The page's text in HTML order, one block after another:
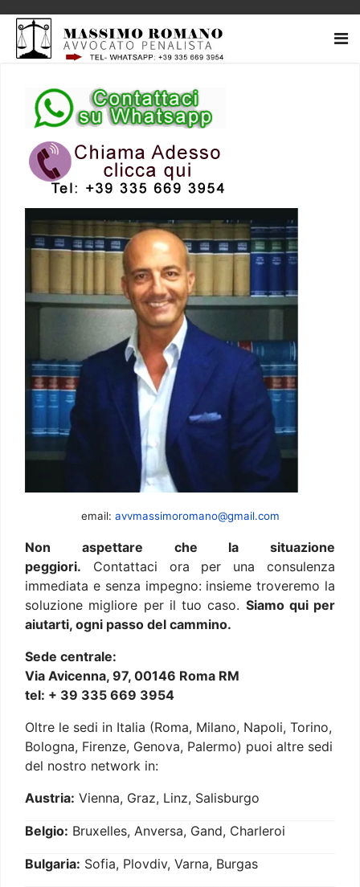
email: avvmassimoromano@gmail.com
Non aspettare che la situazione
peggiori. Contattaci ora per una consulenza
immediata e senza impegno: insieme troveremo la
soluzione migliore per il tuo caso. Siamo qui per
aiutarti, ogni passo del cammino.
Sede centrale:
Via Avicenna, 97, 00146 Roma RM
tel: + 39 335 669 3954
Oltre le sedi in Italia (Roma, Milano, Napoli, Torino,
Bologna, Firenze, Genova, Palermo) puoi altre sedi
del nostro network in:
Austria: Vienna, Graz, Linz, Salisburgo
Belgio: Bruxelles, Anversa, Gand, Charleroi
Bulgaria: Sofia, Plovdiv, Varna, Burgas